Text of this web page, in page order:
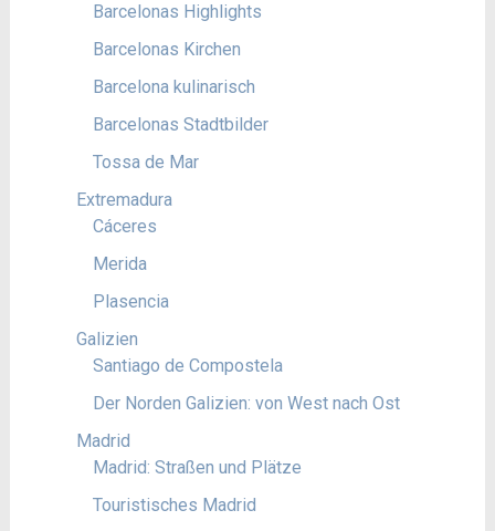
Barcelonas Highlights
Barcelonas Kirchen
Barcelona kulinarisch
Barcelonas Stadtbilder
Tossa de Mar
Extremadura
Cáceres
Merida
Plasencia
Galizien
Santiago de Compostela
Der Norden Galizien: von West nach Ost
Madrid
Madrid: Straßen und Plätze
Touristisches Madrid